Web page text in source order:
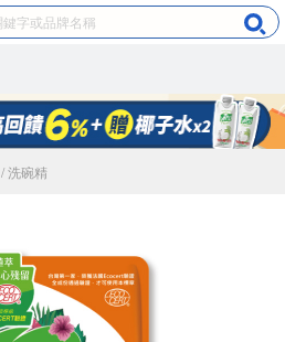
/ 洗碗精